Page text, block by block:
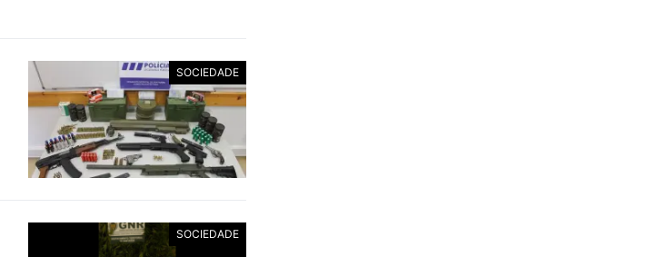
SOCIEDADE
SOCIEDADE